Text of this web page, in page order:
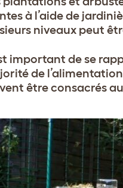
à l’aide de
niveaux peut
important de se
de
être consacrés